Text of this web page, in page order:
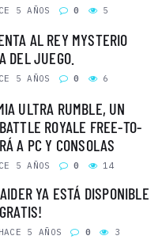
5 AÑOS 0 5
AL REY MYSTERIO
DEL JUEGO.
5 AÑOS 0 6
ULTRA RUMBLE, UN
ROYALE FREE-TO-
A PC Y CONSOLAS
5 AÑOS 0 14
YA ESTÁ DISPONIBLE
5 AÑOS 0 3